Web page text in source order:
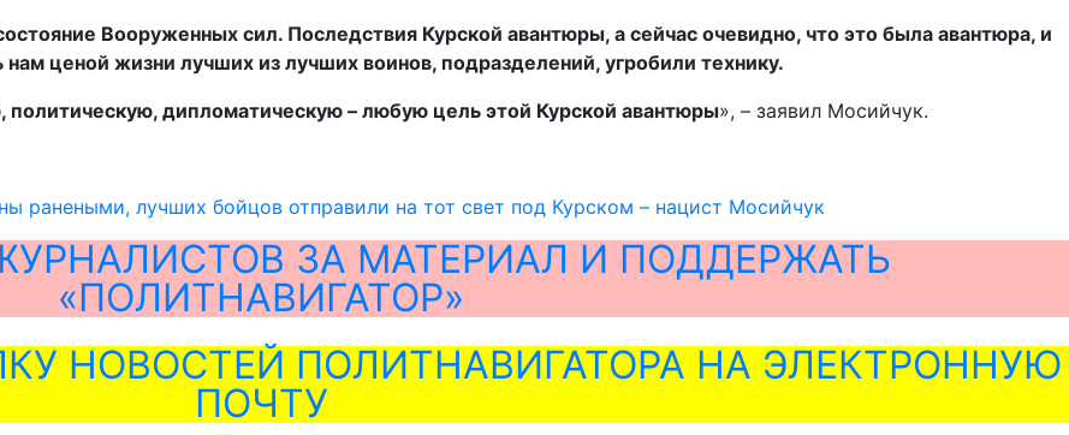
Вооруженных сил. Последствия Курской авантюры, а сейчас очевидно, что это была авантюра, и
ценой жизни лучших из лучших воинов, подразделений, угробили технику.
политическую, дипломатическую – любую цель этой Курской авантюры», – заявил Мосийчук.
ранеными, лучших бойцов отправили на тот свет под Курском – нацист Мосийчук
ЗА МАТЕРИАЛ И ПОДДЕРЖАТЬ
«ПОЛИТНАВИГАТОР»
НОВОСТЕЙ ПОЛИТНАВИГАТОРА НА ЭЛЕКТРОННУЮ
ПОЧТУ